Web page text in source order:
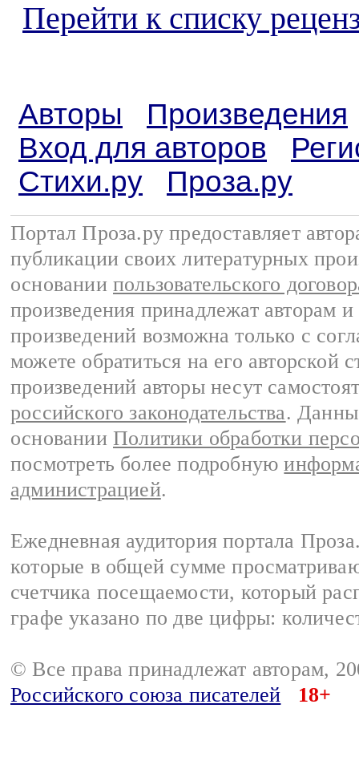
Перейти к списку
Авторы
Произведения
Вход для авторов
Стихи.ру
Проза.ру
Портал Проза.ру предоставляет
публикации своих литературных
основании пользовательского
произведения принадлежат авторам
произведений возможна только с
можете обратиться на его авторской
произведений авторы несут
российского законодательства.
основании Политики обработки
посмотреть более подробную
администрацией.
Ежедневная аудитория портала
которые в общей сумме
счетчика посещаемости, который
графе указано по две цифры:
© Все права принадлежат авторам,
Российского союза писателей
18+